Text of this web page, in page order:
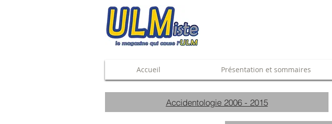
Accueil Présentation et sommaires
Accidentologie 2006 - 2015